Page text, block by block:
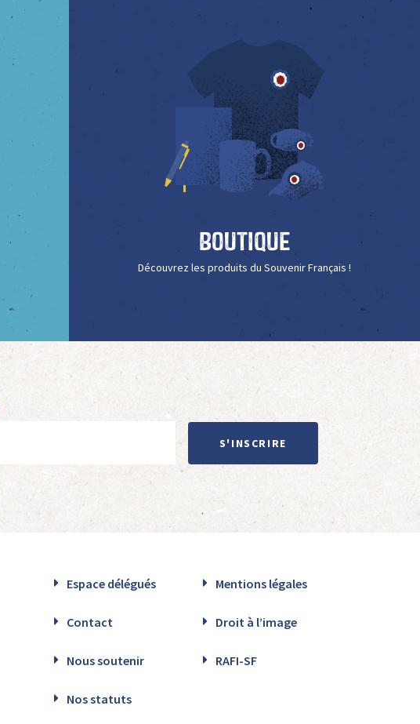
Boutique
Découvrez les produits du Souvenir Français !
S'INSCRIRE
Espace délégués Mentions légales
Contact Droit à l’image
Nous soutenir RAFI-SF
Nos statuts